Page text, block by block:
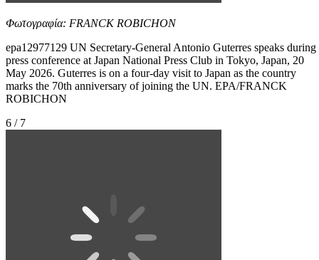
Φωτογραφία: FRANCK ROBICHON
epa12977129 UN Secretary-General Antonio Guterres speaks during
press conference at Japan National Press Club in Tokyo, Japan, 20
May 2026. Guterres is on a four-day visit to Japan as the country
marks the 70th anniversary of joining the UN. EPA/FRANCK
ROBICHON
6 / 7